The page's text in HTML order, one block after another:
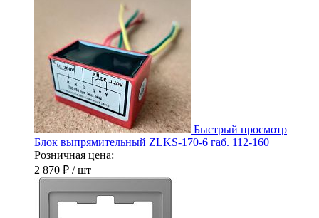
Быстрый просмотр
Блок выпрямительный ZLKS-170-6 габ. 112-160
Розничная цена:
2 870 ₽ / шт